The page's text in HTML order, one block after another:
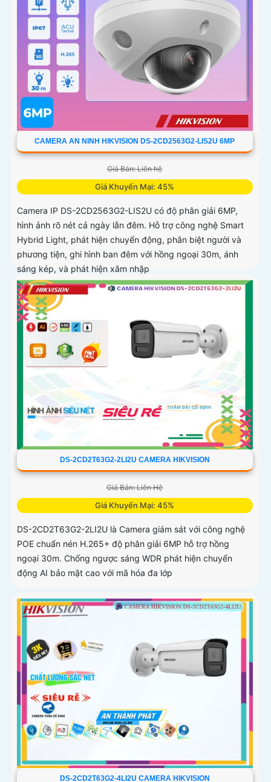
CAMERA AN NINH HIKVISION DS-2CD2563G2-LIS2U 6MP
Giá Bán: Liên hệ
Giá Khuyến Mại: 45%
Camera IP DS-2CD2563G2-LIS2U có độ phân giải 6MP,
hình ảnh rõ nét cả ngày lẫn đêm. Hỗ trợ công nghệ Smart
Hybrid Light, phát hiện chuyển động, phân biệt người và
phương tiện, ghi hình ban đêm với hồng ngoại 30m, ánh
sáng kép, và phát hiện xâm nhập
DS-2CD2T63G2-2LI2U CAMERA HIKVISION
Giá Bán: Liên Hệ
Giá Khuyến Mại: 45%
DS-2CD2T63G2-2LI2U là Camera giám sát với công nghệ
POE chuẩn nén H.265+ độ phân giải 6MP hỗ trợ hồng
ngoại 30m. Chống ngược sáng WDR phát hiện chuyển
động AI bảo mật cao với mã hóa đa lớp
DS-2CD2T63G2-4LI2U CAMERA HIKVISION